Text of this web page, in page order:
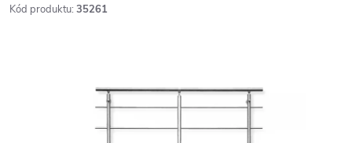
Kód produktu: 35261